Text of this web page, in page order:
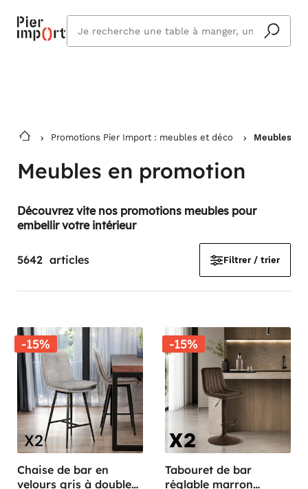
Vous êtes absent ? Pier Import s'adapte
et vous livre à votre retour.
En savoir plus
cherchez
vous ?
Promotions Pier Import : meubles et déco Meubles
Meubles en promotion
Découvrez vite nos promotions meubles pour
embellir votre intérieur
5642 articles Filtrer / trier
-15%
Chaise de bar en
velours gris à double
-15%
Tabouret de bar
réglable marron